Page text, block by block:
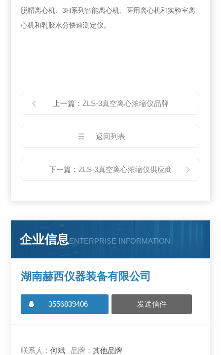
脱帽离心机、3H系列智能离心机、医用离心机和实验室离
心机和乳胶水分快速测定仪。
上一篇： ZLS-3真空离心浓缩仪品牌
返回列表
下一篇： ZLS-3真空离心浓缩仪供应商
企业信息ENTERPRISE INFORMATION
湖南赫西仪器装备有限公司
3556839406 发送信件
联系人：何斌 品牌：其他品牌